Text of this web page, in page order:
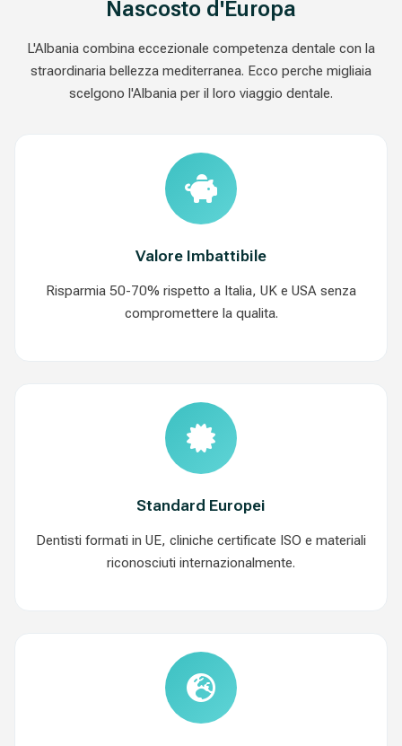
Nascosto d'Europa
L'Albania combina eccezionale competenza dentale con la
straordinaria bellezza mediterranea. Ecco perche migliaia
scelgono l'Albania per il loro viaggio dentale.
Valore Imbattibile
Risparmia 50-70% rispetto a Italia, UK e USA senza
compromettere la qualita.
Standard Europei
Dentisti formati in UE, cliniche certificate ISO e materiali
riconosciuti internazionalmente.